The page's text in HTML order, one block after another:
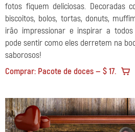
fotos fiquem deliciosas. Decoradas
biscoitos, bolos, tortas, donuts,
irão impressionar e inspirar a
pode sentir como eles derretem na
saborosos!
Comprar: Pacote de doces — $ 17.